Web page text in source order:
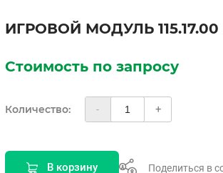
ИГРОВОЙ МОДУЛЬ 115.17.00
Стоимость по запросу
Количество: - +
В корзину Поделиться в